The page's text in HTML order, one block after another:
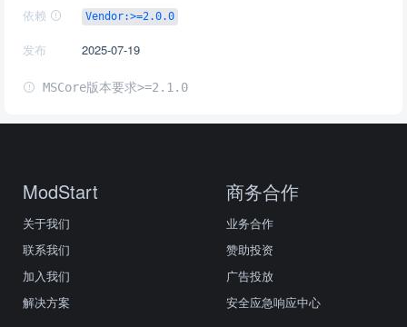
依赖 Vendor:>=2.0.0
发布 2025-07-19
MSCore版本要求>=2.1.0
ModStart
关于我们
联系我们
加入我们
解决方案
商务合作
业务合作
赞助投资
广告投放
安全应急响应中心